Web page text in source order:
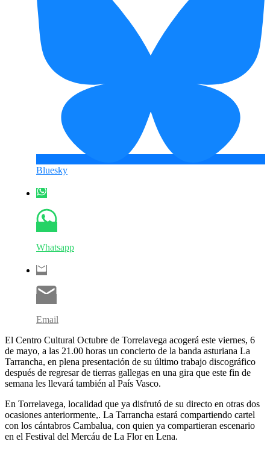
Bluesky
Whatsapp
Email
El Centro Cultural Octubre de Torrelavega acogerá este viernes, 6
de mayo, a las 21.00 horas un concierto de la banda asturiana La
Tarrancha, en plena presentación de su último trabajo discográfico
después de regresar de tierras gallegas en una gira que este fin de
semana les llevará también al País Vasco.
En Torrelavega, localidad que ya disfrutó de su directo en otras dos
ocasiones anteriormente,. La Tarrancha estará compartiendo cartel
con los cántabros Cambalua, con quien ya compartieran escenario
en el Festival del Mercáu de La Flor en Lena.